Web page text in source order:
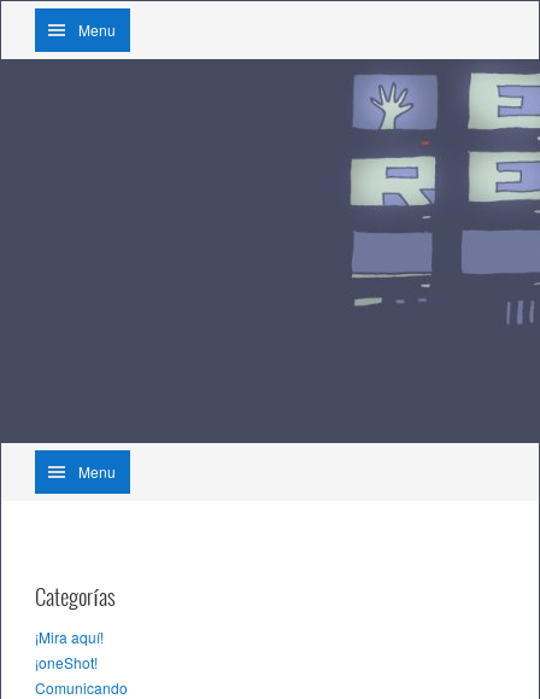
Menu
Menu
Categorías
¡Mira aquí!
¡oneShot!
Comunicando